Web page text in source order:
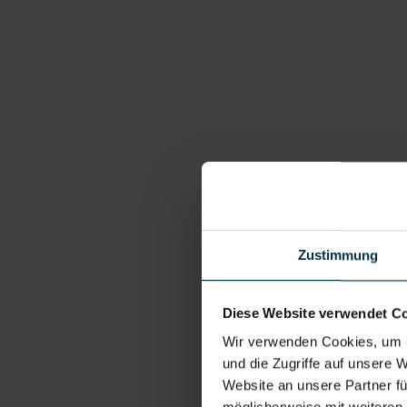
Zustimmung
Diese Website verwendet
Wir verwenden Cookies,
und die Zugriffe auf unsere
Website an unsere Partner